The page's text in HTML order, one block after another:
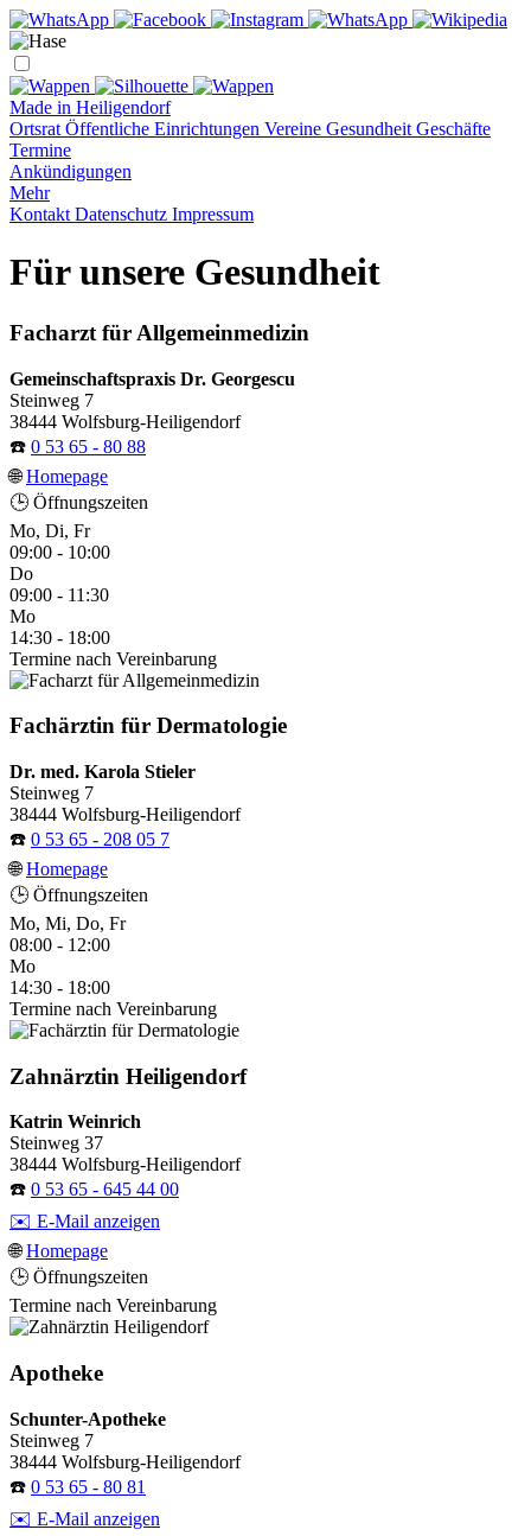
Made in Heiligendorf
Ortsrat Öffentliche Einrichtungen Vereine Gesundheit Geschäfte
Termine
Ankündigungen
Mehr
Kontakt Datenschutz Impressum
Für unsere Gesundheit
Facharzt für Allgemeinmedizin
Gemeinschaftspraxis Dr. Georgescu
Steinweg 7
38444 Wolfsburg-Heiligendorf
☎️ 0 53 65 - 80 88
🌐Homepage
🕒 Öffnungszeiten
Mo, Di, Fr
09:00 - 10:00
Do
09:00 - 11:30
Mo
14:30 - 18:00
Termine nach Vereinbarung
Fachärztin für Dermatologie
Dr. med. Karola Stieler
Steinweg 7
38444 Wolfsburg-Heiligendorf
☎️ 0 53 65 - 208 05 7
🌐Homepage
🕒 Öffnungszeiten
Mo, Mi, Do, Fr
08:00 - 12:00
Mo
14:30 - 18:00
Termine nach Vereinbarung
Zahnärztin Heiligendorf
Katrin Weinrich
Steinweg 37
38444 Wolfsburg-Heiligendorf
☎️ 0 53 65 - 645 44 00
✉️ E-Mail anzeigen
🌐Homepage
🕒 Öffnungszeiten
Termine nach Vereinbarung
Apotheke
Schunter-Apotheke
Steinweg 7
38444 Wolfsburg-Heiligendorf
☎️ 0 53 65 - 80 81
✉️ E-Mail anzeigen